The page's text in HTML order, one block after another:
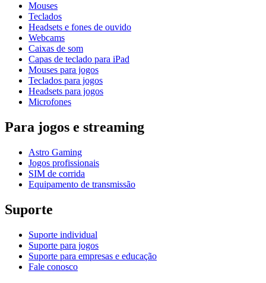
Mouses
Teclados
Headsets e fones de ouvido
Webcams
Caixas de som
Capas de teclado para iPad
Mouses para jogos
Teclados para jogos
Headsets para jogos
Microfones
Para jogos e streaming
Astro Gaming
Jogos profissionais
SIM de corrida
Equipamento de transmissão
Suporte
Suporte individual
Suporte para jogos
Suporte para empresas e educação
Fale conosco